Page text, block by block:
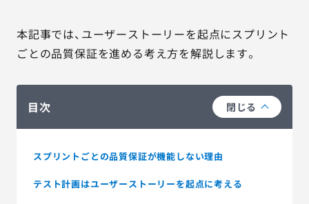
本記事では、ユーザーストーリーを起点にスプリント
ごとの品質保証を進める考え方を解説します。
目次 閉じる
スプリントごとの品質保証が機能しない理由
テスト計画はユーザーストーリーを起点に考える